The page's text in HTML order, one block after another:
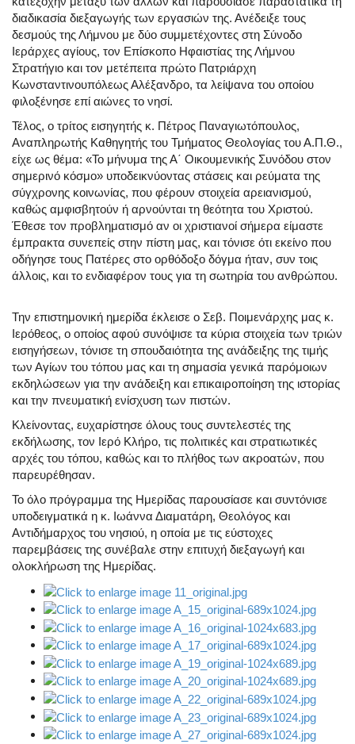
διαδικασία διεξαγωγής των εργασιών της. Ανέδειξε τους
δεσμούς της Λήμνου με δύο συμμετέχοντες στη Σύνοδο
Ιεράρχες αγίους, τον Επίσκοπο Ηφαιστίας της Λήμνου
Στρατήγιο και τον μετέπειτα πρώτο Πατριάρχη
Κωνσταντινουπόλεως Αλέξανδρο, τα λείψανα του οποίου
φιλοξένησε επί αιώνες το νησί.
Τέλος, ο τρίτος εισηγητής κ. Πέτρος Παναγιωτόπουλος,
Αναπληρωτής Καθηγητής του Τμήματος Θεολογίας του Α.Π.Θ.,
είχε ως θέμα: «Το μήνυμα της Α΄ Οικουμενικής Συνόδου στον
σημερινό κόσμο» υποδεικνύοντας στάσεις και ρεύματα της
σύγχρονης κοινωνίας, που φέρουν στοιχεία αρειανισμού,
καθώς αμφισβητούν ή αρνούνται τη θεότητα του Χριστού.
Έθεσε τον προβληματισμό αν οι χριστιανοί σήμερα είμαστε
έμπρακτα συνεπείς στην πίστη μας, και τόνισε ότι εκείνο που
οδήγησε τους Πατέρες στο ορθόδοξο δόγμα ήταν, συν τοις
άλλοις, και το ενδιαφέρον τους για τη σωτηρία του ανθρώπου.
Την επιστημονική ημερίδα έκλεισε ο Σεβ. Ποιμενάρχης μας κ.
Ιερόθεος, ο οποίος αφού συνόψισε τα κύρια στοιχεία των τριών
εισηγήσεων, τόνισε τη σπουδαιότητα της ανάδειξης της τιμής
των Αγίων του τόπου μας και τη σημασία γενικά παρόμοιων
εκδηλώσεων για την ανάδειξη και επικαιροποίηση της ιστορίας
και την πνευματική ενίσχυση των πιστών.
Κλείνοντας, ευχαρίστησε όλους τους συντελεστές της
εκδήλωσης, τον Ιερό Κλήρο, τις πολιτικές και στρατιωτικές
αρχές του τόπου, καθώς και το πλήθος των ακροατών, που
παρευρέθησαν.
Το όλο πρόγραμμα της Ημερίδας παρουσίασε και συντόνισε
υποδειγματικά η κ. Ιωάννα Διαματάρη, Θεολόγος και
Αντιδήμαρχος του νησιού, η οποία με τις εύστοχες
παρεμβάσεις της συνέβαλε στην επιτυχή διεξαγωγή και
ολοκλήρωση της Ημερίδας.